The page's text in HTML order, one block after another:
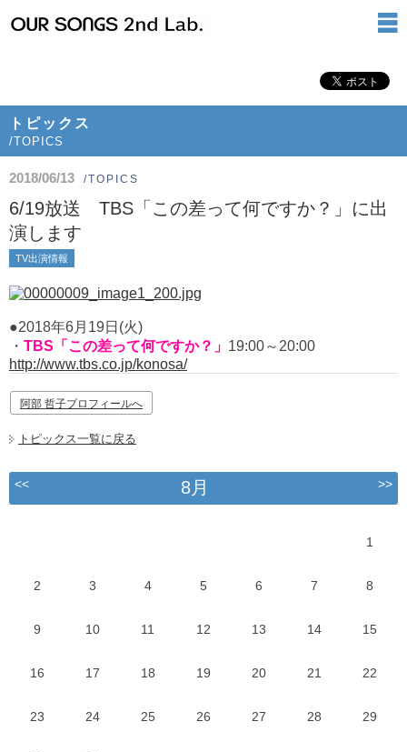
トピックス
/TOPICS
2018/06/13 /TOPICS
6/19放送 TBS「この差って何ですか？」に出
演します
TV出演情報
●2018年6月19日(火)
・ TBS「この差って何ですか？」 19:00～20:00
http://www.tbs.co.jp/konosa/
阿部 哲子プロフィールへ
トピックス一覧に戻る
<< 8月 >>
1
2 3 4 5 6 7 8
9 10 11 12 13 14 15
16 17 18 19 20 21 22
23 24 25 26 27 28 29